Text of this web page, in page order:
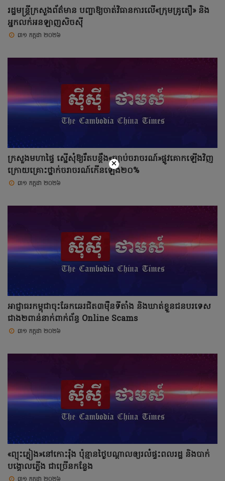
រដ្ឋមន្ត្រីក្រសួងព័ត៌មាន បញ្ជាឱ្យចាត់វិធានការលើ«ក្រុមគ្រូតឿ» និង
អ្នកលក់អនឡាញសិចស៊ី
៣១ កក្កដា ២០២៦
ក្រសួងមហាផ្ទៃ ស្នើសុំឱ្យរឹតបន្ដឹង«ច្បាប់ចរាចរណ៍»ផ្លូវគោកឡើងវិញ
ក្រោយគ្រោះថ្នាក់ចរាចរណ៍កើនឡើង២០%
៣១ កក្កដា ២០២៦
អាជ្ញាធរកម្ពុជាចុះឆែកឆេរជិត៣ម៉ឺនទីតាំង និងឃាត់ខ្លួនជនបរទេស
ជាង២ពាន់នាក់ពាក់ព័ន្ធ Online Scams
៣១ កក្កដា ២០២៦
«ព្យុះភ្លៀង»នៅកោះរ៉ុង ប៉ុន្មានថ្ងៃបណ្តាលឲ្យរលំផ្ទះពលរដ្ឋ និងបាក់
បង្គោលភ្លើង ជាច្រើនកន្លែង
×